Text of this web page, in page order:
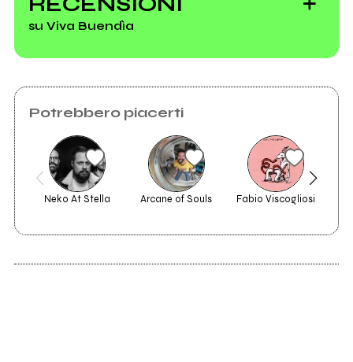
su Viva Buendìa
Liberi tutti
Potrebbero piacerti
Neko At Stella Arcane of Souls Fabio Viscogliosi